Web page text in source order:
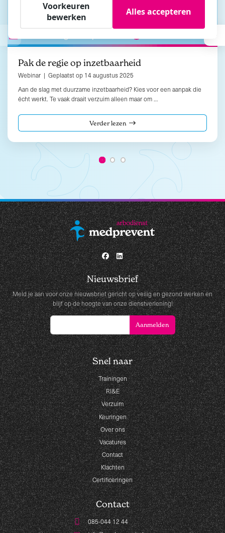
Pak de regie op inzetbaarheid
Webinar | Geplaatst op 14 augustus 2025
Aan de slag met duurzame inzetbaarheid? Kies voor een aanpak die
écht werkt. Te vaak draait verzuim alleen maar om …
Verder lezen
Nieuwsbrief
Meld je aan voor onze nieuwsbrief gericht op veilig en gezond werken en
blijf op de hoogte van onze dienstverlening!
Snel naar
Trainingen
RI&E
Verzuim
Keuringen
Over ons
Vacatures
Contact
Klachten
Certificeringen
Contact
085-044 12 44
Voorkeuren
bewerken
Alles accepteren